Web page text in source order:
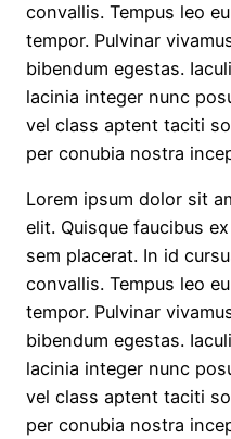
convallis. Tempus leo
tempor. Pulvinar
bibendum egestas.
lacinia integer nunc
vel class aptent taciti
per conubia nostra
Lorem ipsum dolor sit
elit. Quisque faucibus
sem placerat. In id
convallis. Tempus leo
tempor. Pulvinar
bibendum egestas.
lacinia integer nunc
vel class aptent taciti
per conubia nostra